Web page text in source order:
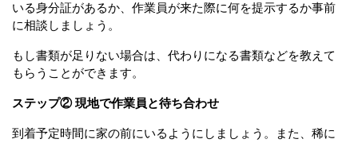
いる身分証があるか、作業員が来た際に何を提示するか事前
に相談しましょう。
もし書類が足りない場合は、代わりになる書類などを教えて
もらうことができます。
ステップ② 現地で作業員と待ち合わせ
到着予定時間に家の前にいるようにしましょう。また、稀に